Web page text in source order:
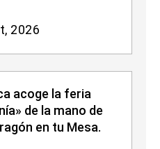
2026
acoge la feria
de la mano de
en tu Mesa.